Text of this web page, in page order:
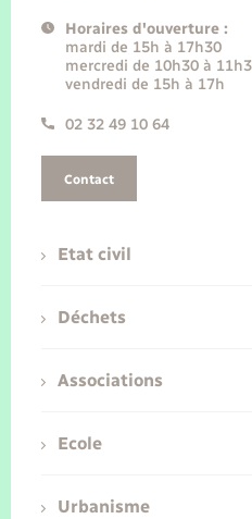
Horaires d'ouverture :
mardi de 15h à 17h30
mercredi de 10h30 à
vendredi de 15h à 17h
02 32 49 10 64
Contact
Etat civil
Déchets
Associations
Ecole
Urbanisme